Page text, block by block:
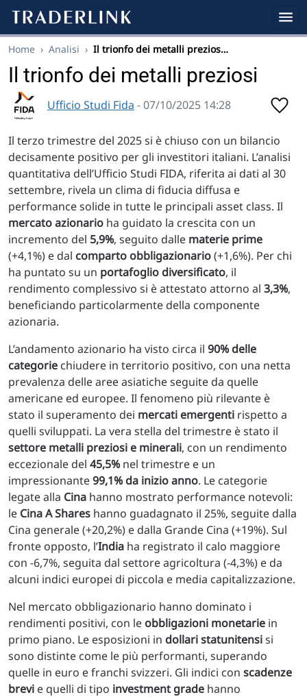
Home › Analisi › Il trionfo dei metalli prezios…
Il trionfo dei metalli preziosi
Ufficio Studi Fida - 07/10/2025 14:28
Il terzo trimestre del 2025 si è chiuso con un bilancio
decisamente positivo per gli investitori italiani. L’analisi
quantitativa dell’Ufficio Studi FIDA, riferita ai dati al 30
settembre, rivela un clima di fiducia diffusa e
performance solide in tutte le principali asset class. Il
mercato azionario ha guidato la crescita con un
incremento del 5,9%, seguito dalle materie prime
(+4,1%) e dal comparto obbligazionario(+1,6%). Per chi
ha puntato su un portafoglio diversificato, il
rendimento complessivo si è attestato attorno al 3,3%,
beneficiando particolarmente della componente
azionaria.
L’andamento azionario ha visto circa il 90% delle
categorie chiudere in territorio positivo, con una netta
prevalenza delle aree asiatiche seguite da quelle
americane ed europee. Il fenomeno più rilevante è
stato il superamento dei mercati emergenti rispetto a
quelli sviluppati. La vera stella del trimestre è stato il
settore metalli preziosi e minerali, con un rendimento
eccezionale del 45,5%nel trimestre e un
impressionante99,1% da inizio anno. Le categorie
legate alla Cina hanno mostrato performance notevoli:
le Cina A Shares hanno guadagnato il 25%, seguite dalla
Cina generale (+20,2%) e dalla Grande Cina (+19%). Sul
fronte opposto, l’India ha registrato il calo maggiore
con -6,7%, seguita dal settore agricoltura (-4,3%) e da
alcuni indici europei di piccola e media capitalizzazione.
Nel mercato obbligazionario hanno dominato i
rendimenti positivi, con le obbligazioni monetarie in
primo piano. Le esposizioni in dollari statunitensisi
sono distinte come le più performanti, superando
quelle in euro e franchi svizzeri. Gli indici con scadenze
brevi e quelli di tipo investment grade hanno